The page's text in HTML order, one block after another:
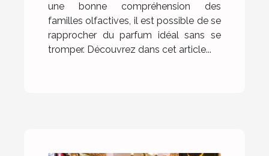
une bonne compréhension des
familles olfactives, il est possible de se
rapprocher du parfum idéal sans se
tromper. Découvrez dans cet article...